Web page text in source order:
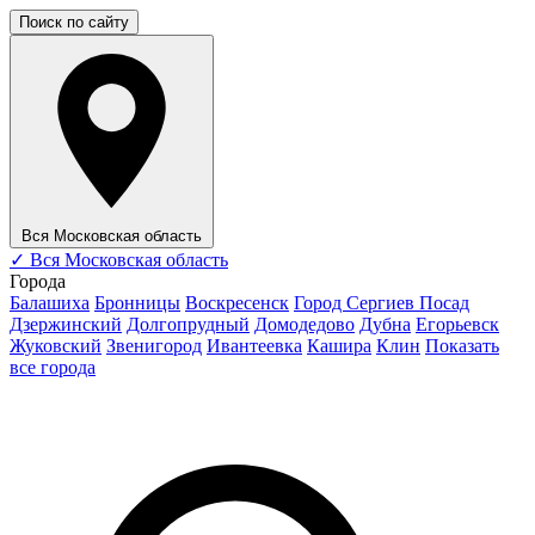
Поиск по сайту
Вся Московская область
✓ Вся Московская область
Города
Балашиха Бронницы Воскресенск Город Сергиев Посад
Дзержинский Долгопрудный Домодедово Дубна Егорьевск
Жуковский Звенигород Ивантеевка Кашира Клин Показать
все города